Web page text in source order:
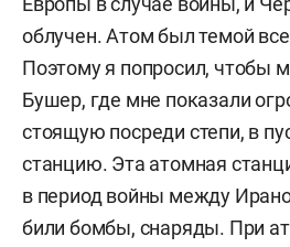
облучен. Атом был темой
Поэтому я попросил, чтобы
Бушер, где мне показали
стоящую посреди степи, в
станцию. Эта атомная
в период войны между
били бомбы, снаряды. При